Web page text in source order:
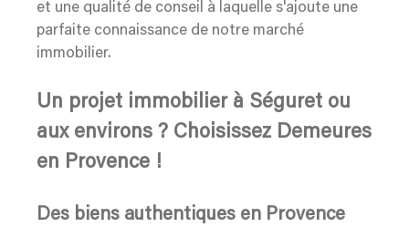
et une qualité de conseil à laquelle s'ajoute une
parfaite connaissance de notre marché
immobilier.
Un projet immobilier à Séguret ou
aux environs ? Choisissez Demeures
en Provence !
Des biens authentiques en Provence